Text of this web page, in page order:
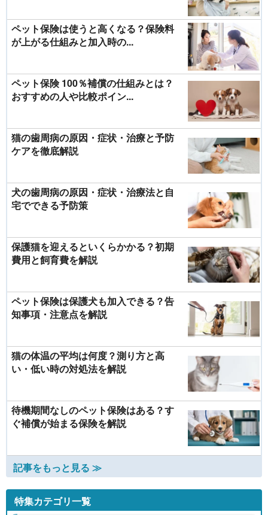
ペット保険は使うと高くなる？保険料
が上がる仕組みと加入時の...
ペット保険 100％補償の仕組みとは？
おすすめの人や比較ポイン...
猫の歯周病の原因・症状・治療と予防
ケアを徹底解説
犬の歯周病の原因・症状・治療法と自
宅でできる予防策
保護猫を迎えるといくらかかる？初期
費用と飼育費を解説
ペット保険は保護犬も加入できる？告
知事項・注意点を解説
猫の体温の平均は何度？測り方と高
い・低い時の対処法を解説
待機期間なしのペット保険はある？す
ぐ補償が始まる保険を解説
記事をもっと見る ≫
特集カテゴリ一覧